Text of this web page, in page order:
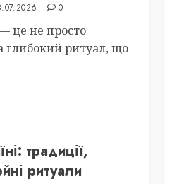
0
це не просто
глибокий ритуал, що
традиції,
ритуали